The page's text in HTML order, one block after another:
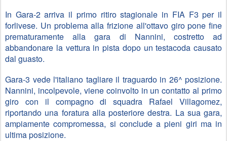
In Gara-2 arriva il primo ritiro stagionale in FIA F3 per il
forlivese. Un problema alla frizione all'ottavo giro pone fine
prematuramente alla gara di Nannini, costretto ad
abbandonare la vettura in pista dopo un testacoda causato
dal guasto.
Gara-3 vede l'italiano tagliare il traguardo in 26^ posizione.
Nannini, incolpevole, viene coinvolto in un contatto al primo
giro con il compagno di squadra Rafael Villagomez,
riportando una foratura alla posteriore destra. La sua gara,
ampiamente compromessa, si conclude a pieni giri ma in
ultima posizione.